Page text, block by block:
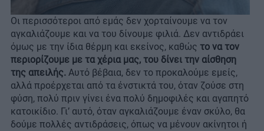
Οι περισσότεροι από εμάς δεν χορταίνουμε να τον
αγκαλιάζουμε και να του δίνουμε φιλιά. Δεν αντιδράει
όμως με την ίδια θέρμη και εκείνος, καθώς το να τον
περιορίζουμε με τα χέρια μας, του δίνει την αίσθηση
της απειλής. Αυτό βέβαια, δεν το προκαλούμε εμείς,
αλλά προέρχεται από τα ένστικτά του, όταν ζούσε στη
φύση, πολύ πριν γίνει ένα πολύ δημοφιλές και αγαπητό
κατοικίδιο. Γι’ αυτό, όταν αγκαλιάζουμε έναν σκύλο, θα
δούμε πολλές αντιδράσεις, όπως να μένουν ακίνητοι ή